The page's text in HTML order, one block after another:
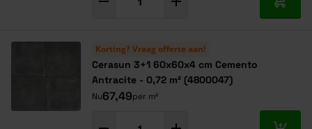
In
Korting? Vraag offerte aan!
Cerasun 3+1 60x60x4 cm Cemento
Antracite - 0,72 m² (4800047)
Nu67,49per m²